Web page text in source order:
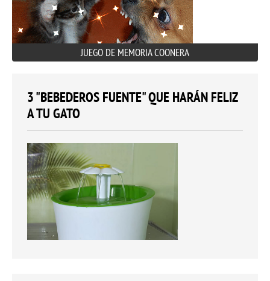
JUEGO DE MEMORIA COONERA
3 "BEBEDEROS FUENTE" QUE HARÁN FELIZ
A TU GATO